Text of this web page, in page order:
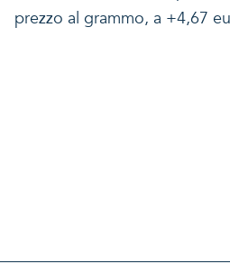
prezzo al grammo, a +4,67